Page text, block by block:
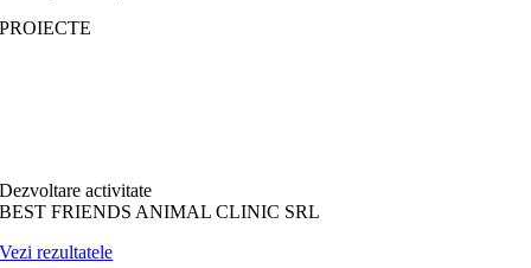
PROIECTE
Dezvoltare activitate
BEST FRIENDS ANIMAL CLINIC SRL
Vezi rezultatele